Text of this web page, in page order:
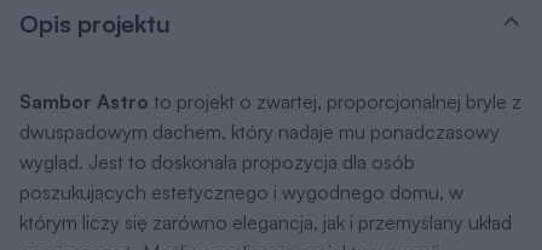
Opis projektu
Sambor Astro to projekt o zwartej, proporcjonalnej bryle z
dwuspadowym dachem, który nadaje mu ponadczasowy
wygląd. Jest to doskonała propozycja dla osób
poszukujących estetycznego i wygodnego domu, w
którym liczy się zarówno elegancja, jak i przemyślany układ